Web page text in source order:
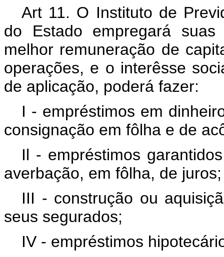
Art 11. O Instituto de
do Estado empregará
melhor remuneração de
operações, e o interêsse
de aplicação, poderá fazer:
I - empréstimos em
consignação em fôlha e de
Il - empréstimos
averbação, em fôlha, de juros;
III - construção ou
seus segurados;
IV - empréstimos